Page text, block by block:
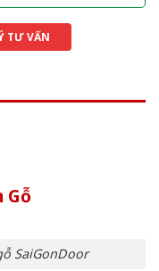
TƯ VẤN
Gỗ
SaiGonDoor